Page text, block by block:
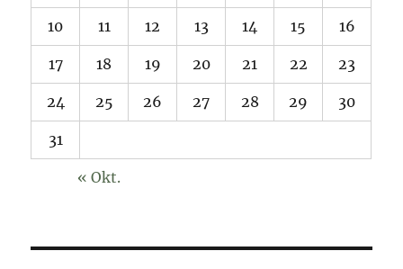
10 11 12 13 14 15 16
17 18 19 20 21 22 23
24 25 26 27 28 29 30
31
« Okt.